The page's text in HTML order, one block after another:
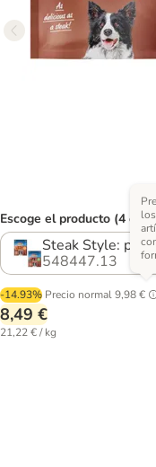
Escoge el producto (4
Steak Style:
548447.13
-14.93% Precio normal9,98 €
8,49 €
21,22 € / kg